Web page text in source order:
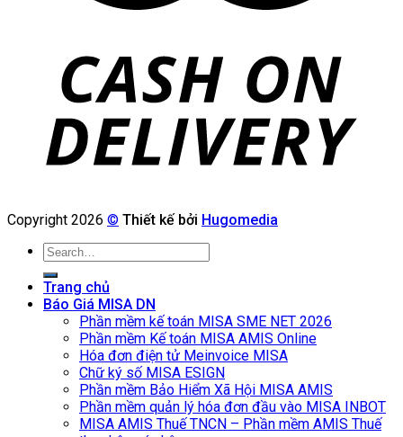
Copyright 2026 © Thiết kế bởi Hugomedia
Search
for:
Trang chủ
Báo Giá MISA DN
Phần mềm kế toán MISA SME NET 2026
Phần mềm Kế toán MISA AMIS Online
Hóa đơn điện tử Meinvoice MISA
Chữ ký số MISA ESIGN
Phần mềm Bảo Hiểm Xã Hội MISA AMIS
Phần mềm quản lý hóa đơn đầu vào MISA INBOT
MISA AMIS Thuế TNCN – Phần mềm AMIS Thuế